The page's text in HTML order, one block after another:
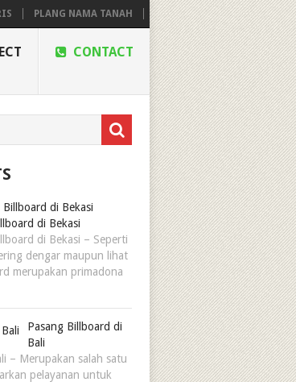
NAMA TANAH
CONTACT
di Bekasi
di Bekasi – Seperti
dengar maupun lihat
merupakan primadona
Pasang Billboard di
Bali
– Merupakan salah satu
pelayanan untuk